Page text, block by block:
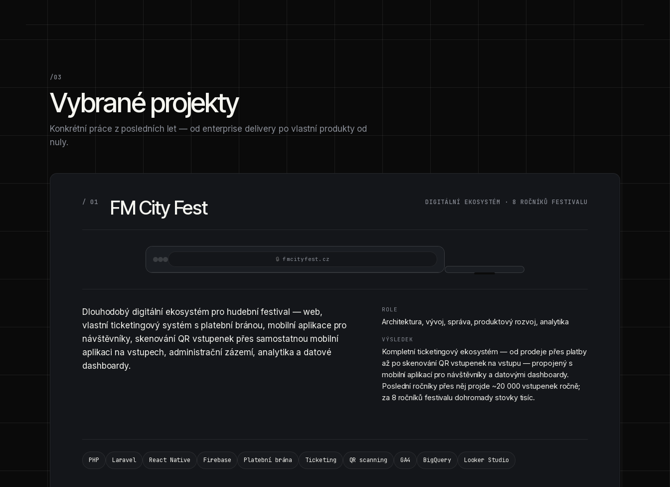
/03
Vybrané projekty
Konkrétní práce z posledních let — od enterprise delivery po vlastní produkty od
nuly.
/ 01 FM City Fest DIGITÁLNÍ EKOSYSTÉM · 8 ROČNÍKŮ FESTIVALU
fmcityfest.cz
Dlouhodobý digitální ekosystém pro hudební festival — web,
vlastní ticketingový systém s platební bránou, mobilní aplikace pro
návštěvníky, skenování QR vstupenek přes samostatnou mobilní
aplikaci na vstupech, administrační zázemí, analytika a datové
dashboardy.
ROLE
Architektura, vývoj, správa, produktový rozvoj, analytika
VÝSLEDEK
Kompletní ticketingový ekosystém — od prodeje přes platby
až po skenování QR vstupenek na vstupu — propojený s
mobilní aplikací pro návštěvníky a datovými dashboardy.
Poslední ročníky přes něj projde ~20 000 vstupenek ročně;
za 8 ročníků festivalu dohromady stovky tisíc.
PHP Laravel React Native Firebase Platební brána Ticketing QR scanning GA4 BigQuery Looker Studio